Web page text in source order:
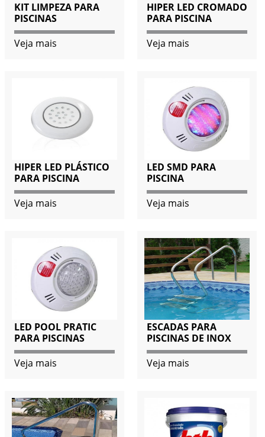
KIT LIMPEZA PARA
PISCINAS
Veja mais
HIPER LED CROMADO
PARA PISCINA
Veja mais
HIPER LED PLÁSTICO
PARA PISCINA
Veja mais
LED SMD PARA
PISCINA
Veja mais
LED POOL PRATIC
PARA PISCINAS
Veja mais
ESCADAS PARA
PISCINAS DE INOX
Veja mais